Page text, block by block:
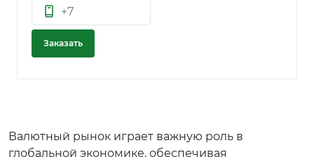
Заказать
Валютный рынок играет важную роль в
глобальной экономике, обеспечивая